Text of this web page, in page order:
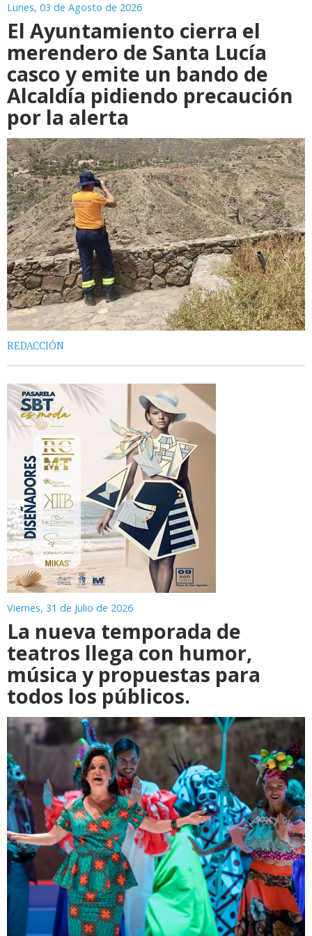
Lunes, 03 de Agosto de 2026
El Ayuntamiento cierra el
merendero de Santa Lucía
casco y emite un bando de
Alcaldía pidiendo precaución
por la alerta
REDACCIÓN
Viernes, 31 de Julio de 2026
La nueva temporada de
teatros llega con humor,
música y propuestas para
todos los públicos.